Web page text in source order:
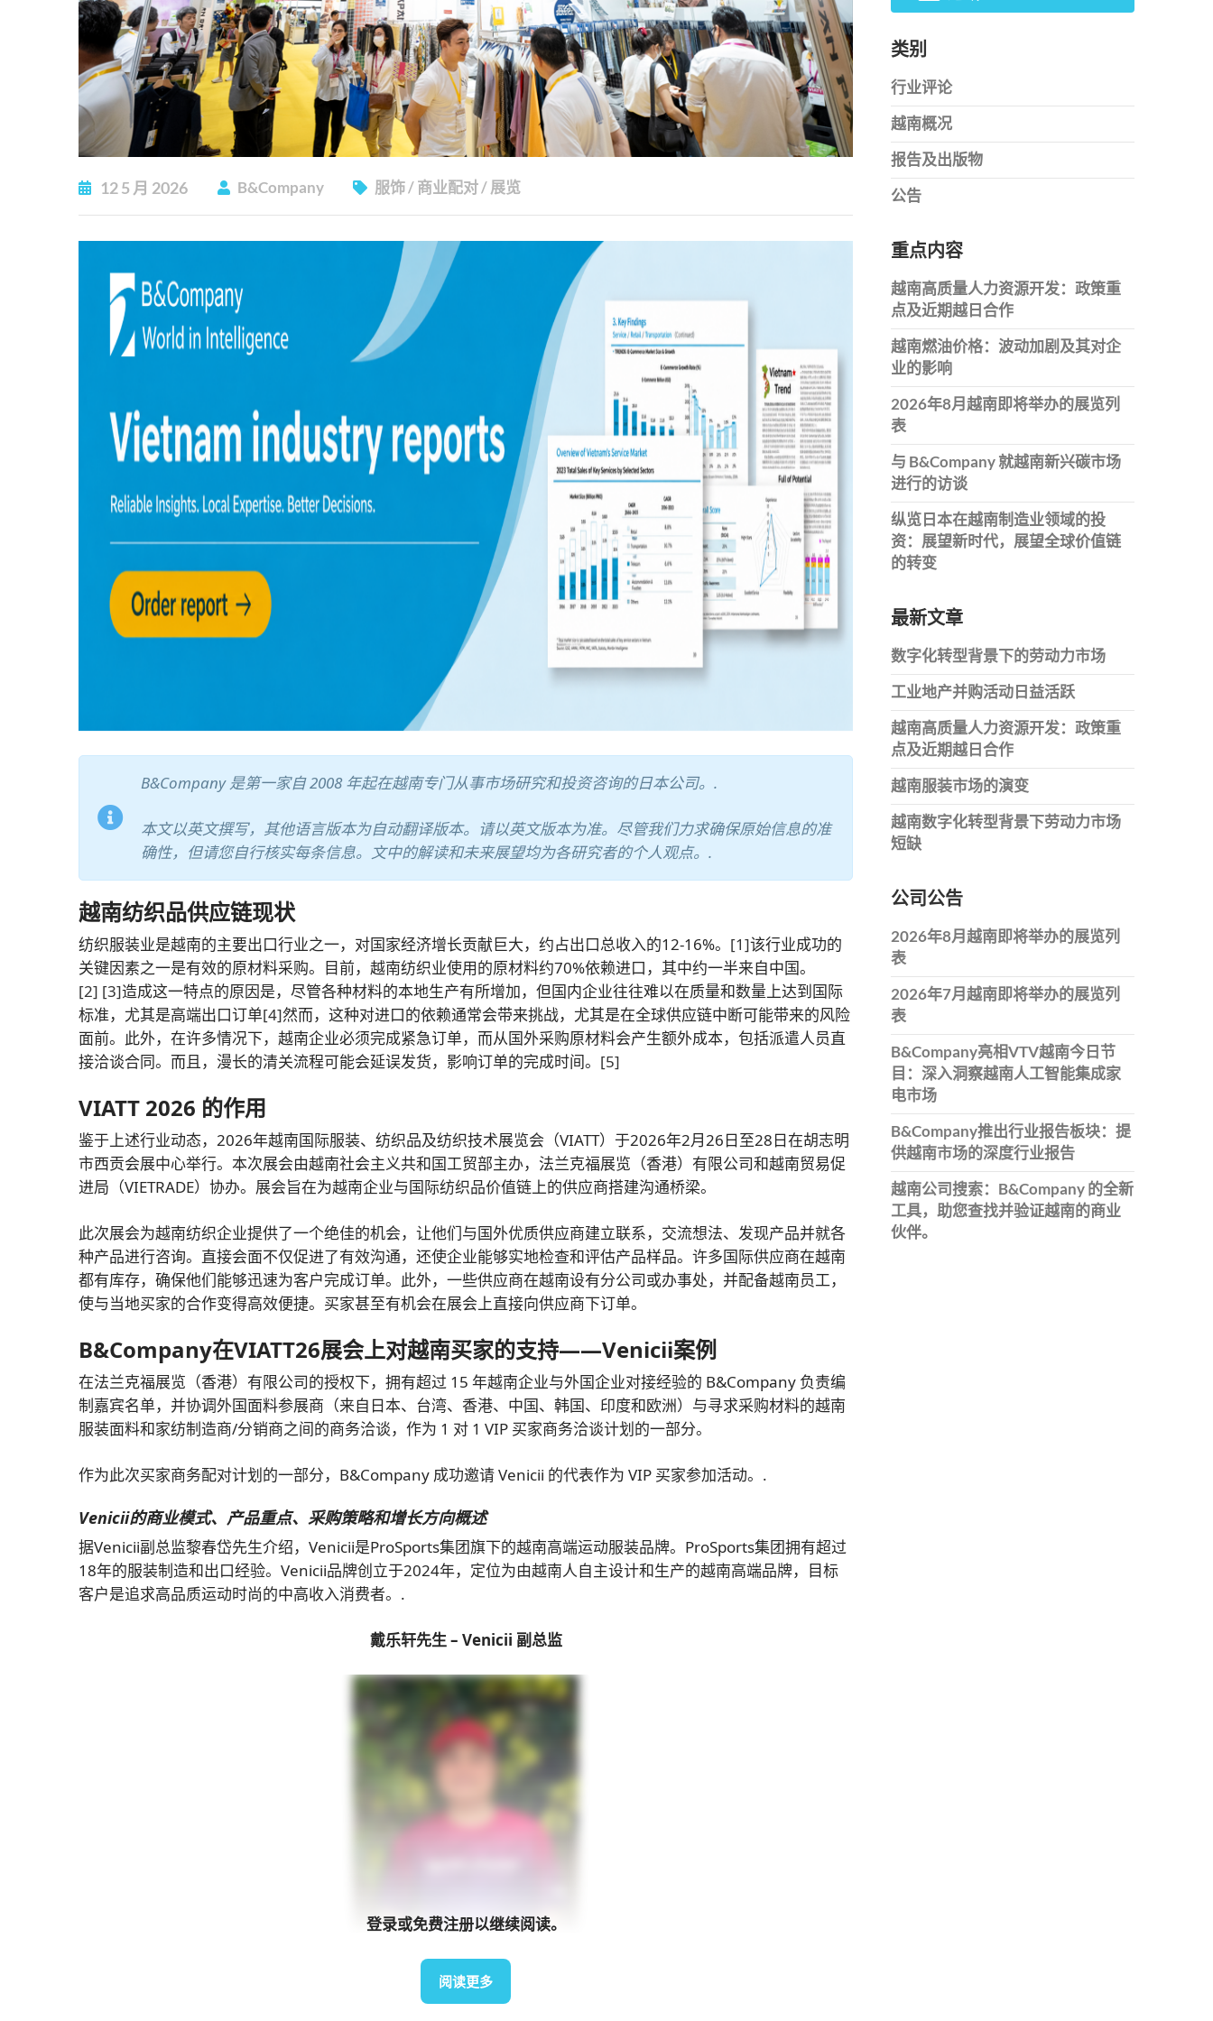
12 5 月 2026 B&Company 服饰/商业配对/展览
B&Company 是第一家自 2008 年起在越南专门从事市场研究和投资咨询的日本公司。.
本文以英文撰写，其他语言版本为自动翻译版本。请以英文版本为准。尽管我们力求确保原始信息的准
确性，但请您自行核实每条信息。文中的解读和未来展望均为各研究者的个人观点。.
越南纺织品供应链现状
纺织服装业是越南的主要出口行业之一，对国家经济增长贡献巨大，约占出口总收入的12-16%。 [1]该行业成功的
关键因素之一是有效的原材料采购。目前，越南纺织业使用的原材料约70%依赖进口，其中约一半来自中国。
[2] [3]造成这一特点的原因是，尽管各种材料的本地生产有所增加，但国内企业往往难以在质量和数量上达到国际
标准，尤其是高端出口订单[4]然而，这种对进口的依赖通常会带来挑战，尤其是在全球供应链中断可能带来的风险
面前。此外，在许多情况下，越南企业必须完成紧急订单，而从国外采购原材料会产生额外成本，包括派遣人员直
接洽谈合同。而且，漫长的清关流程可能会延误发货，影响订单的完成时间。 [5]
VIATT 2026 的作用
鉴于上述行业动态，2026年越南国际服装、纺织品及纺织技术展览会（VIATT）于2026年2月26日至28日在胡志明
市西贡会展中心举行。本次展会由越南社会主义共和国工贸部主办，法兰克福展览（香港）有限公司和越南贸易促
进局（VIETRADE）协办。展会旨在为越南企业与国际纺织品价值链上的供应商搭建沟通桥梁。
此次展会为越南纺织企业提供了一个绝佳的机会，让他们与国外优质供应商建立联系，交流想法、发现产品并就各
种产品进行咨询。直接会面不仅促进了有效沟通，还使企业能够实地检查和评估产品样品。许多国际供应商在越南
都有库存，确保他们能够迅速为客户完成订单。此外，一些供应商在越南设有分公司或办事处，并配备越南员工，
使与当地买家的合作变得高效便捷。买家甚至有机会在展会上直接向供应商下订单。
B&Company在VIATT26展会上对越南买家的支持——Venicii案例
在法兰克福展览（香港）有限公司的授权下，拥有超过 15 年越南企业与外国企业对接经验的 B&Company 负责编
制嘉宾名单，并协调外国面料参展商（来自日本、台湾、香港、中国、韩国、印度和欧洲）与寻求采购材料的越南
服装面料和家纺制造商/分销商之间的商务洽谈，作为 1 对 1 VIP 买家商务洽谈计划的一部分。
作为此次买家商务配对计划的一部分，B&Company 成功邀请 Venicii 的代表作为 VIP 买家参加活动。.
Venicii的商业模式、产品重点、采购策略和增长方向概述
据Venicii副总监黎春岱先生介绍，Venicii是ProSports集团旗下的越南高端运动服装品牌。ProSports集团拥有超过
18年的服装制造和出口经验。Venicii品牌创立于2024年，定位为由越南人自主设计和生产的越南高端品牌，目标
客户是追求高品质运动时尚的中高收入消费者。.
戴乐轩先生 – Venicii 副总监
来源：受访者提供
登录或免费注册以继续阅读。
阅读更多
类别
行业评论
越南概况
报告及出版物
公告
重点内容
越南高质量人力资源开发：政策重
点及近期越日合作
越南燃油价格：波动加剧及其对企
业的影响
2026年8月越南即将举办的展览列
表
与 B&Company 就越南新兴碳市场
进行的访谈
纵览日本在越南制造业领域的投
资：展望新时代，展望全球价值链
的转变
最新文章
数字化转型背景下的劳动力市场
工业地产并购活动日益活跃
越南高质量人力资源开发：政策重
点及近期越日合作
越南服装市场的演变
越南数字化转型背景下劳动力市场
短缺
公司公告
2026年8月越南即将举办的展览列
表
2026年7月越南即将举办的展览列
表
B&Company亮相VTV越南今日节
目：深入洞察越南人工智能集成家
电市场
B&Company推出行业报告板块：提
供越南市场的深度行业报告
越南公司搜索：B&Company 的全新
工具，助您查找并验证越南的商业
伙伴。